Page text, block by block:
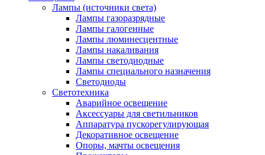
Лампы (источники света)
Лампы газоразрядные
Лампы галогенные
Лампы люминесцентные
Лампы накаливания
Лампы светодиодные
Лампы специального назначения
Светодиоды
Светотехника
Аварийное освещение
Аксессуары для светильников
Аппаратура пускорегулирующая
Декоративное освещение
Опоры, мачты освещения